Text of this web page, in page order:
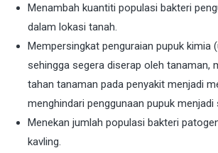
Menambah kuantiti populasi bakteri
dalam lokasi tanah.
Mempersingkat penguraian pupuk kimia
sehingga segera diserap oleh tanaman,
tahan tanaman pada penyakit menjadi
menghindari penggunaan pupuk menjadi
Menekan jumlah populasi bakteri
kavling.